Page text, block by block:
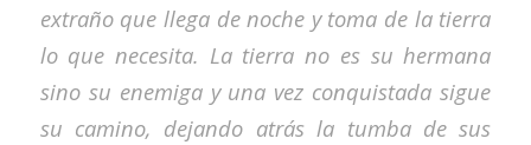
extraño que llega de noche y toma de la tierra
lo que necesita. La tierra no es su hermana
sino su enemiga y una vez conquistada sigue
su camino, dejando atrás la tumba de sus